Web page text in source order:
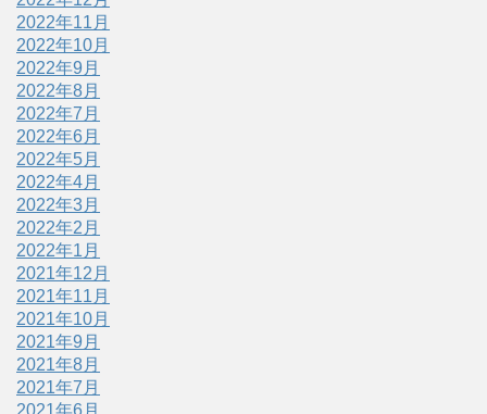
2022年11月
2022年10月
2022年9月
2022年8月
2022年7月
2022年6月
2022年5月
2022年4月
2022年3月
2022年2月
2022年1月
2021年12月
2021年11月
2021年10月
2021年9月
2021年8月
2021年7月
2021年6月